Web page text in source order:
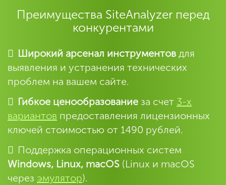
Преимущества SiteAnalyzer перед
конкурентами
Широкий арсенал инструментов для
выявления и устранения технических
проблем на вашем сайте.
Гибкое ценообразование за счет 3-х
вариантов предоставления лицензионных
ключей стоимостью от 1490 рублей.
Поддержка операционных систем
Windows, Linux, macOS (Linux и macOS
через эмулятор).